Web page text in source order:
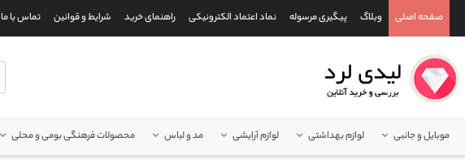
صفحه اصلی وبلاگ پیگیری مرسوله نماد اعتماد الکترونیکی راهنمای خرید شرایط و قوانین تماس با ما
موبایل و جانبی لوازم بهداشتی لوازم آرایشی مد و لباس محصولات فرهنگی بومی و محلی